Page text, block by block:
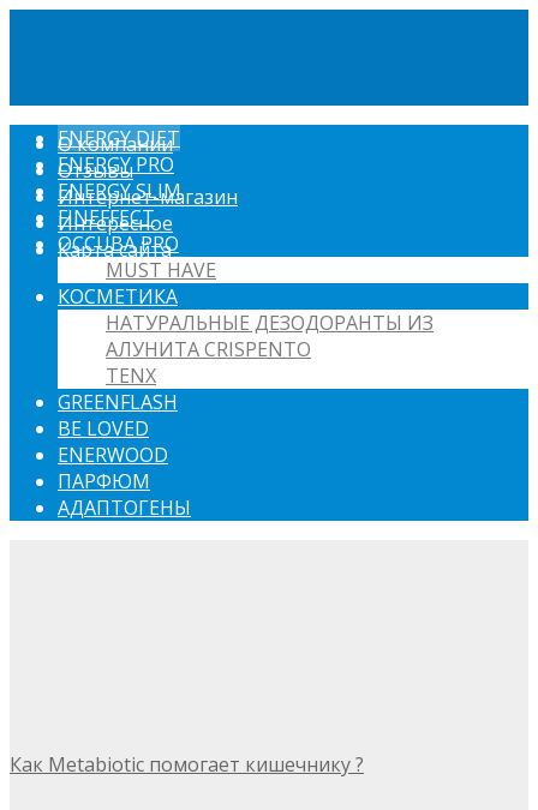
О компании
Отзывы
Интернет-магазин
Интересное
Карта сайта
ENERGY DIET
ENERGY PRO
ENERGY SLIM
FINEFFECT
OCCUBA PRO
MUST HAVE
КОСМЕТИКА
НАТУРАЛЬНЫЕ ДЕЗОДОРАНТЫ ИЗ
АЛУНИТА CRISPENTO
TENX
GREENFLASH
BE LOVED
ENERWOOD
ПАРФЮМ
АДАПТОГЕНЫ
Как Metabiotic помогает кишечнику ?